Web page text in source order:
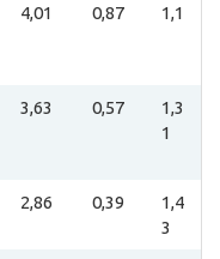
4,01 0,87 1,1
3,63 0,57
1,3
1
2,86 0,39
1,4
3